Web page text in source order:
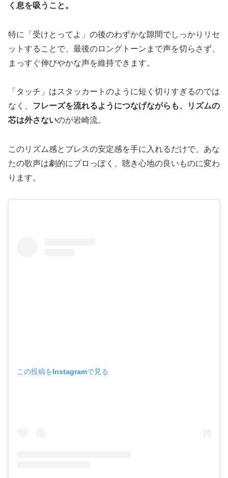
く息を吸うこと。
特に「受けとってよ」の後のわずかな隙間でしっかりリセ
ットすることで、最後のロングトーンまで声を切らさず、
まっすぐ伸びやかな声を維持できます。
「タッチ」はスタッカートのように短く切りすぎるのでは
なく、 フレーズを流れるようにつなげながらも、リズムの
芯は外さないのが岩崎流。
このリズム感とブレスの安定感を手に入れるだけで、あな
たの歌声は劇的にプロっぽく、聴き心地の良いものに変わ
ります。
この投稿をInstagramで見る